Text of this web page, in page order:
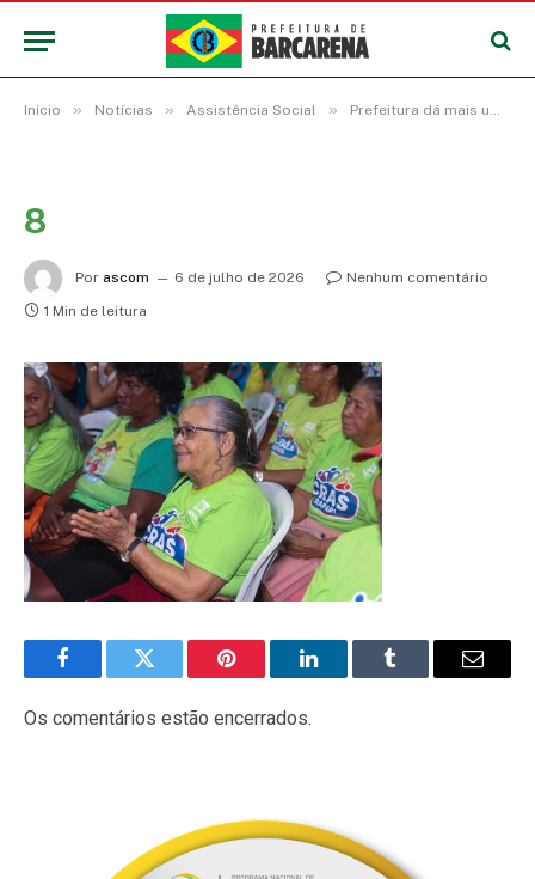
Início » Notícias » Assistência Social » Prefeitura dá mais um salto nas políticas públicas com a entrega da Casa da Mulher Barcarena
8
Por ascom 6 de julho de 2026
Nenhum comentário
1 Min de leitura
FacebookTwitter Pinterest LinkedInTumblr
E-
Os comentários estão encerrados.